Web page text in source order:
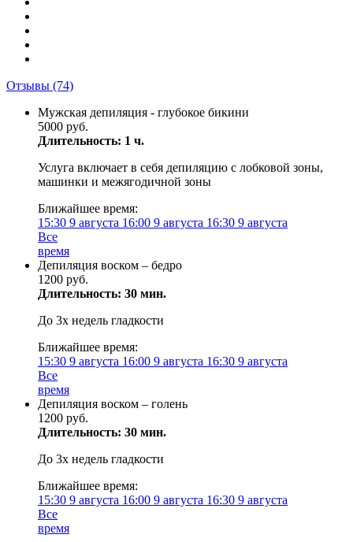
Отзывы (74)
Мужская депиляция - глубокое бикини
5000 руб.
Длительность: 1 ч.
Услуга включает в себя депиляцию с лобковой зоны,
машинки и межягодичной зоны
Ближайшее время:
15:30 9 августа 16:00 9 августа 16:30 9 августа
Все
время
Депиляция воском – бедро
1200 руб.
Длительность: 30 мин.
До 3х недель гладкости
Ближайшее время:
15:30 9 августа 16:00 9 августа 16:30 9 августа
Все
время
Депиляция воском – голень
1200 руб.
Длительность: 30 мин.
До 3х недель гладкости
Ближайшее время:
15:30 9 августа 16:00 9 августа 16:30 9 августа
Все
время